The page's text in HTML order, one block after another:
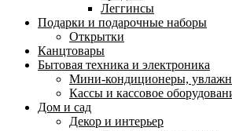
Леггинсы
Подарки и подарочные наборы
Открытки
Канцтовары
Бытовая техника и электроника
Мини-кондиционеры,
Кассы и кассовое
Дом и сад
Декор и интерьер